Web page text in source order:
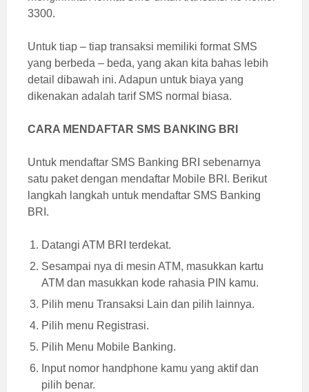
3300.
Untuk tiap – tiap transaksi memiliki format SMS
yang berbeda – beda, yang akan kita bahas lebih
detail dibawah ini. Adapun untuk biaya yang
dikenakan adalah tarif SMS normal biasa.
CARA MENDAFTAR SMS BANKING BRI
Untuk mendaftar SMS Banking BRI sebenarnya
satu paket dengan mendaftar Mobile BRI. Berikut
langkah langkah untuk mendaftar SMS Banking
BRI.
Datangi ATM BRI terdekat.
Sesampai nya di mesin ATM, masukkan kartu
ATM dan masukkan kode rahasia PIN kamu.
Pilih menu Transaksi Lain dan pilih lainnya.
Pilih menu Registrasi.
Pilih Menu Mobile Banking.
Input nomor handphone kamu yang aktif dan
pilih benar.